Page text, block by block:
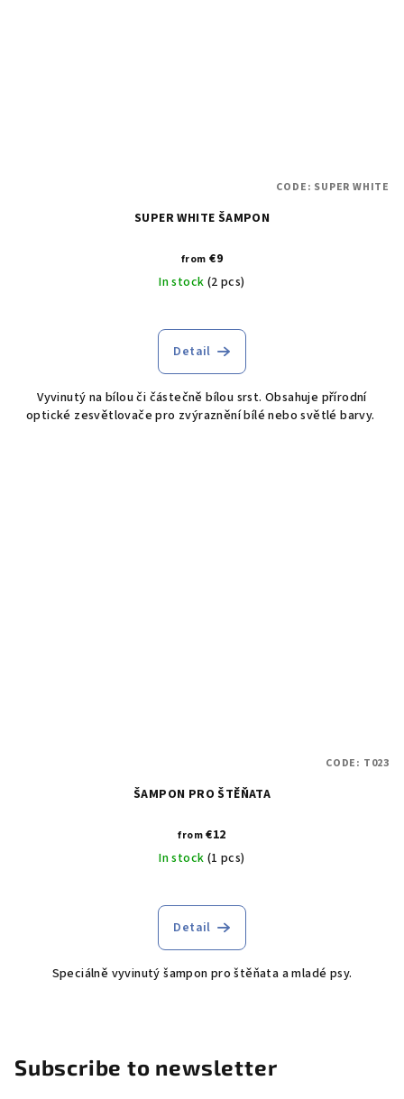
SUPER WHITE ŠAMPON
from €9
In stock (2 pcs)
Detail
Vyvinutý na bílou či částečně bílou srst. Obsahuje přírodní
optické zesvětlovače pro zvýraznění bílé nebo světlé barvy.
CODE: SUPER WHITE
ŠAMPON PRO ŠTĚŇATA
from €12
In stock (1 pcs)
Detail
Speciálně vyvinutý šampon pro štěňata a mladé psy.
CODE: T023
Subscribe to newsletter